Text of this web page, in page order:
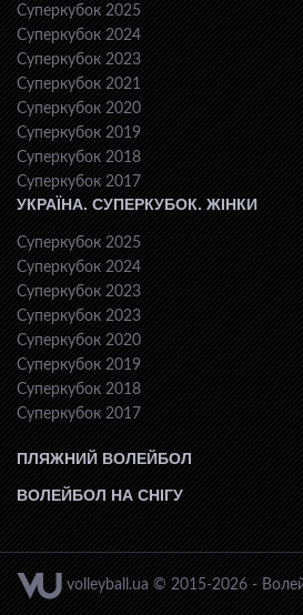
Суперкубок 2025
Суперкубок 2024
Суперкубок 2023
Суперкубок 2021
Суперкубок 2020
Суперкубок 2019
Суперкубок 2018
Суперкубок 2017
УКРАЇНА. СУПЕРКУБОК. ЖІНКИ
Суперкубок 2025
Суперкубок 2024
Суперкубок 2023
Суперкубок 2023
Суперкубок 2020
Суперкубок 2019
Суперкубок 2018
Суперкубок 2017
ПЛЯЖНИЙ ВОЛЕЙБОЛ
ВОЛЕЙБОЛ НА СНІГУ
volleyball.ua © 2015-2026 -